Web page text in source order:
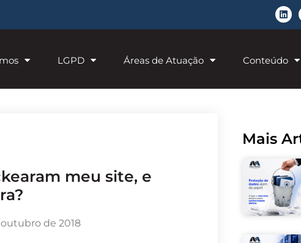
LGPD Áreas de Atuação Conteúdo
de 2018
Mais